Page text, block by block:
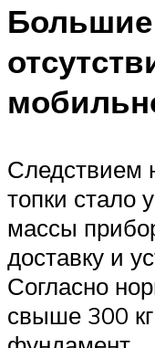
Следствием
топки стало
массы
доставку и
Согласно
свыше 300